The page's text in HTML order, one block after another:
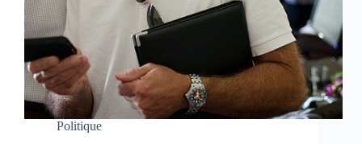
Politique